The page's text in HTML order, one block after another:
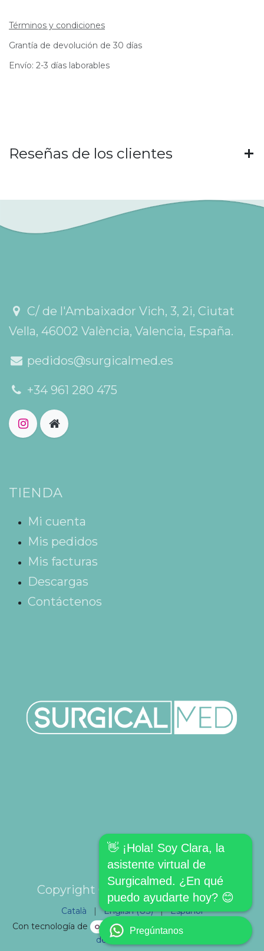
Términos y condiciones
Grantía de devolución de 30 días
Envío: 2-3 días laborables
Reseñas de los clientes
C/ de l'Ambaixador Vich, 3, 2i, Ciutat
Vella, 46002 València, Valencia, España.
pedidos@surgicalmed.es
+34 961 280 475
TIENDA
Mi cuenta
Mis pedidos
Mis facturas
Descargas
Contáctenos
Copyright © SURGICALMED SL.
Català English (US) |
Español
Con tecnología de
- El mejorComercio electrónico
de código abierto
👋 ¡Hola! Soy Clara, la
asistente virtual de
Surgicalmed. ¿En qué
puedo ayudarte hoy? 😊
Pregúntanos